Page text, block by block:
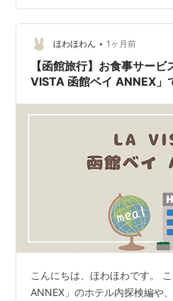
雪道に滑りながら無事に到着⛷️
ン💁 まだお部屋には入りませ
時間後🐥／ 遊び尽くしたので
ほわほわん • 1ヶ月前
【函館旅行】お食事サー
VISTA 函館ベイ ANNEX」
こんにちは、ほわほわです。
ANNEX」のホテル内探検編や